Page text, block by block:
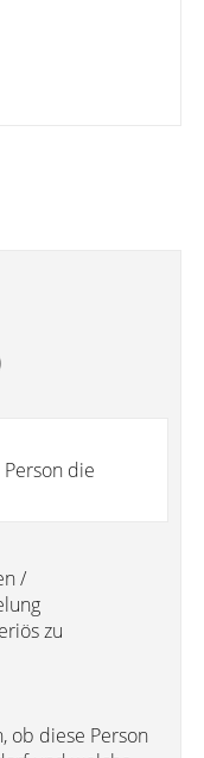
die
/
zu
ob diese Person